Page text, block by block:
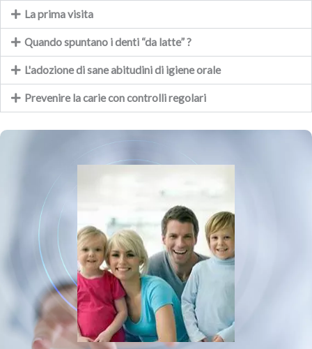
La prima visita
Quando spuntano i denti “da latte” ?
L'adozione di sane abitudini di igiene orale
Prevenire la carie con controlli regolari